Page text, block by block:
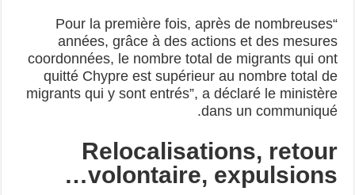
“Pour la première fois, après de nombreuses
années, grâce à des actions et des mesures
coordonnées, le nombre total de migrants qui ont
quitté Chypre est supérieur au nombre total de
migrants qui y sont entrés”, a déclaré le ministère
dans un communiqué.
Relocalisations, retour
volontaire, expulsions…